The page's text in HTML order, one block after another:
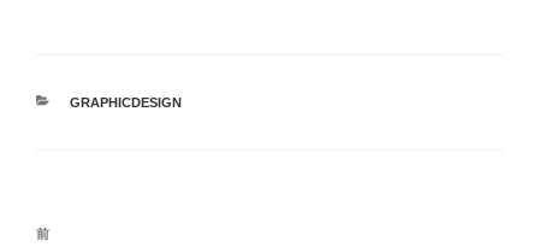
カ
GRAPHICDESIGN
投
前
前